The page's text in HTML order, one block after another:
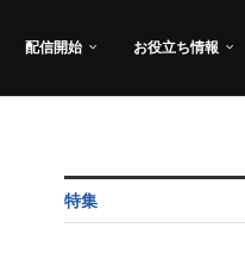
配信開始 お役立ち情報
特集